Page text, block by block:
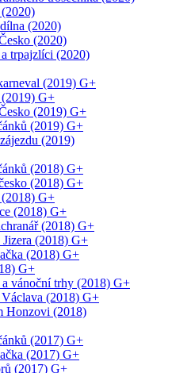
(2020)
(2020)
trpajzlíci (2020)
(2019) G+
G+
(2019) G+
(2019) G+
(2019)
(2018) G+
(2018) G+
G+
(2018) G+
(2018) G+
Jizera (2018) G+
(2018) G+
G+
a vánoční trhy (2018) G+
(2018) G+
Honzovi (2018)
(2017) G+
(2017) G+
(2017) G+